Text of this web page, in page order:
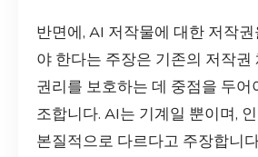
반면에, AI 저작물에 대한 저작
야 한다는 주장은 기존의 저작권
권리를 보호하는 데 중점을 두어
조합니다. AI는 기계일 뿐이며,
본질적으로 다르다고 주장합니